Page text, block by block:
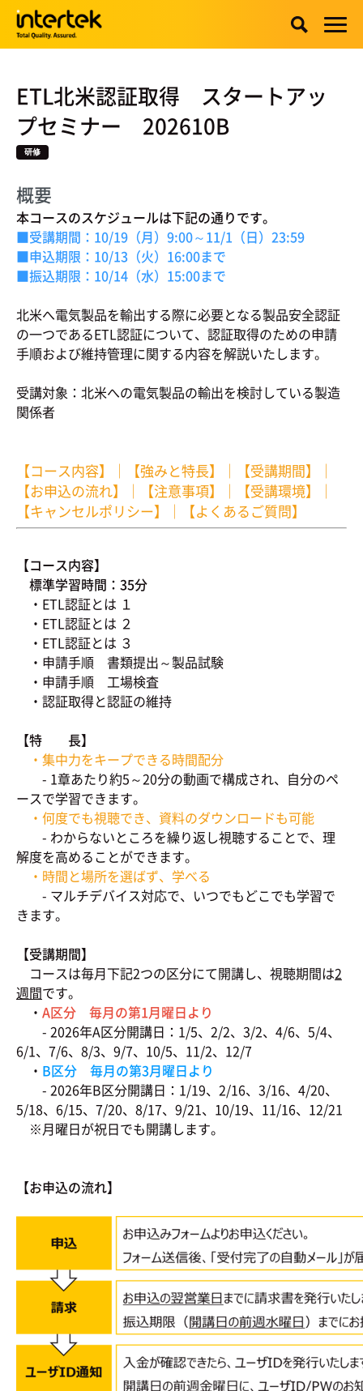
ETL北米認証取得 スタートアッ
プセミナー 202610B
研修
概要
本コースのスケジュールは下記の通りです。
■受講期間：10/19（月）9:00～11/1（日）23:59
■申込期限：10/13（火）16:00まで
■振込期限：10/14（水）15:00まで
北米へ電気製品を輸出する際に必要となる製品安全認証
の一つであるETL認証について、認証取得のための申請
手順および維持管理に関する内容を解説いたします。
受講対象：北米への電気製品の輸出を検討している製造
関係者
【コース内容】 ｜ 【強みと特長】 ｜ 【受講期間】
｜
【お申込の流れ】
｜ 【注意事項】 ｜ 【受講環境】
｜
【キャンセルポリシー】
｜ 【よくあるご質問】
【コース内容】
標準学習時間：35分
・ETL認証とは １
・ETL認証とは ２
・ETL認証とは ３
・申請手順 書類提出～製品試験
・申請手順 工場検査
・認証取得と認証の維持
【特 長】
・集中力をキープできる時間配分
- 1章あたり約5～20分の動画で構成され、自分のペ
ースで学習できます。
・何度でも視聴でき、資料のダウンロードも可能
- わからないところを繰り返し視聴することで、理
解度を高めることができます。
・時間と場所を選ばず、学べる
- マルチデバイス対応で、いつでもどこでも学習で
きます。
【受講期間】
コースは毎月下記2つの区分にて開講し、視聴期間は2
週間です。
・ A区分 毎月の第1月曜日より
- 2026年A区分開講日：1/5、2/2、3/2、4/6、5/4、
6/1、7/6、8/3、9/7、10/5、11/2、12/7
・ B区分 毎月の第3月曜日より
- 2026年B区分開講日：1/19、2/16、3/16、4/20、
5/18、6/15、7/20、8/17、9/21、10/19、11/16、12/21
※月曜日が祝日でも開講します。
【お申込の流れ】